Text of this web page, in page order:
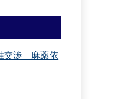
交渉 麻薬依